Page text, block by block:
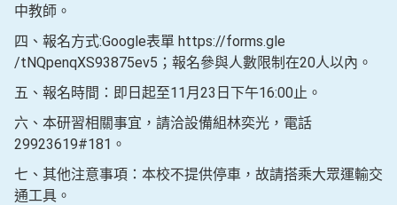
中教師。
四、報名方式:Google表單 https://forms.gle
/tNQpenqXS93875ev5；報名參與人數限制在20人以內。
五、報名時間：即日起至11月23日下午16:00止。
六、本研習相關事宜，請洽設備組林奕光，電話
29923619#181。
七、其他注意事項：本校不提供停車，故請搭乘大眾運輸交
通工具。